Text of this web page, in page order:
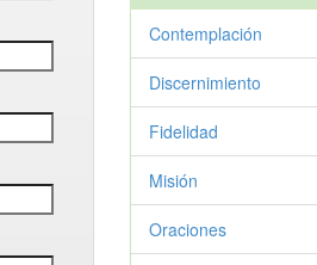
Contemplación
Discernimiento
Fidelidad
Misión
Oraciones